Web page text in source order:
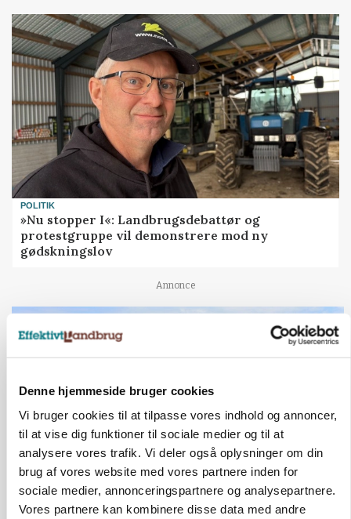
Denne hjemmeside bruger cookies
Vi bruger cookies til at tilpasse vores indhold og annoncer,
til at vise dig funktioner til sociale medier og til at
analysere vores trafik. Vi deler også oplysninger om din
brug af vores website med vores partnere inden for
sociale medier, annonceringspartnere og analysepartnere.
Vores partnere kan kombinere disse data med andre
POLITIK
»Nu stopper I«: Landbrugsdebattør og
protestgruppe vil demonstrere mod ny
gødskningslov
Annonce
Folketinget behandler ny gødskningslov: Sådan
Loading...